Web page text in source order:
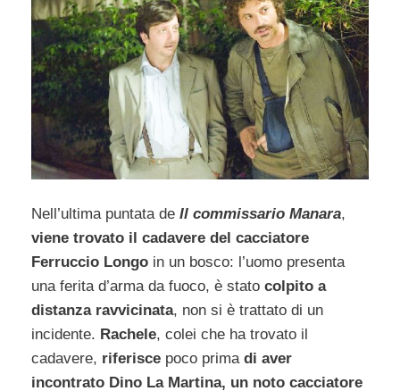
Nell’ultima puntata de Il commissario Manara,
viene trovato il cadavere del cacciatore
Ferruccio Longo in un bosco: l’uomo presenta
una ferita d’arma da fuoco, è stato colpito a
distanza ravvicinata, non si è trattato di un
incidente. Rachele, colei che ha trovato il
cadavere, riferisce poco prima di aver
incontrato Dino La Martina, un noto cacciatore